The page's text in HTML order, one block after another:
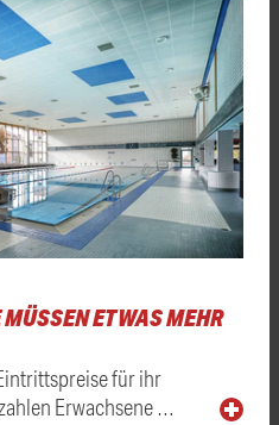
ETWAS MEHR
für ihr
Erwachsene …